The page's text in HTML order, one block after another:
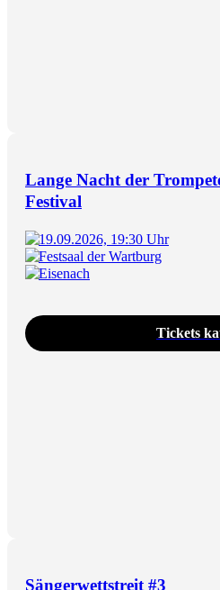
Lange Nacht der
Festival
19.09.2026, 19:30 Uhr
Festsaal der Wartburg
Eisenach
Tickets
Sängerwettstreit #3